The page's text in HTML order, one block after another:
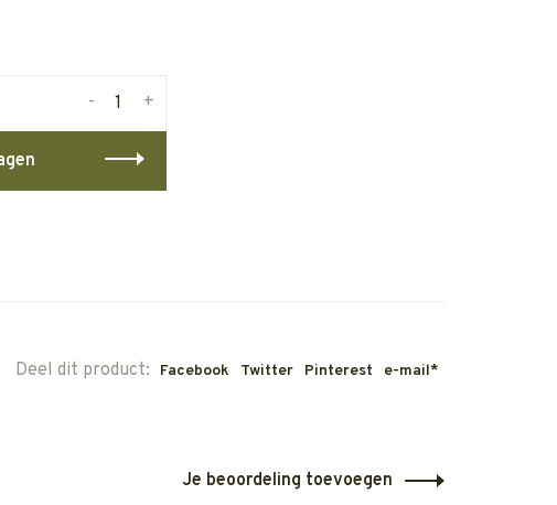
+
-
Deel dit product: Facebook Twitter Pinterest e-mail*
Je beoordeling toevoegen